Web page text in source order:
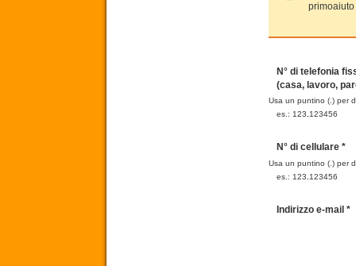
N° di telefonia
(casa, lavoro,
Usa un puntino (.) per
es.: 123 123456
N° di cellulare *
Usa un puntino (.) per
es.: 123 123456
Indirizzo e-mail *